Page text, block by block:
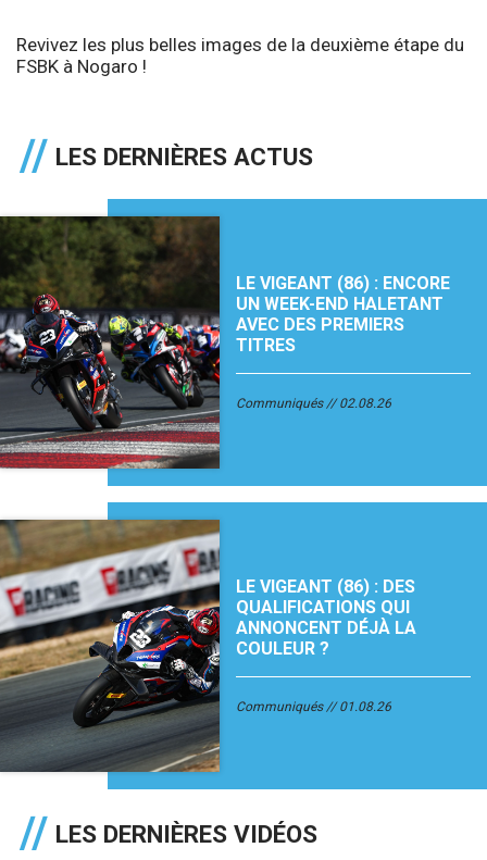
Revivez les plus belles images de la deuxième étape du
FSBK à Nogaro !
LES DERNIÈRES ACTUS
LE VIGEANT (86) : ENCORE
UN WEEK-END HALETANT
AVEC DES PREMIERS
TITRES
Communiqués 02.08.26
LE VIGEANT (86) : DES
QUALIFICATIONS QUI
ANNONCENT DÉJÀ LA
COULEUR ?
Communiqués 01.08.26
LES DERNIÈRES VIDÉOS